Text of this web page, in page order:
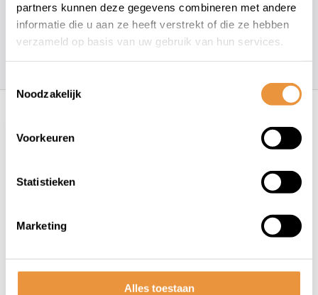
partners kunnen deze gegevens combineren met andere
informatie die u aan ze heeft verstrekt of die ze hebben
verzameld op basis van uw gebruik van hun services.
Noodzakelijk
Voorkeuren
Statistieken
Marketing
Alles toestaan
info@artsloten.nl
157 klanten geven een 4.7/5 op
Recent bekeken
Fatbike - E-bike Kettingslot
1,5 Meter met Alarm